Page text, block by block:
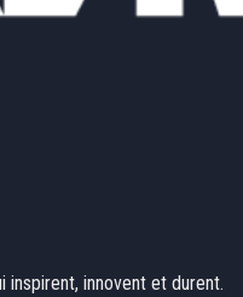
innovent et durent.